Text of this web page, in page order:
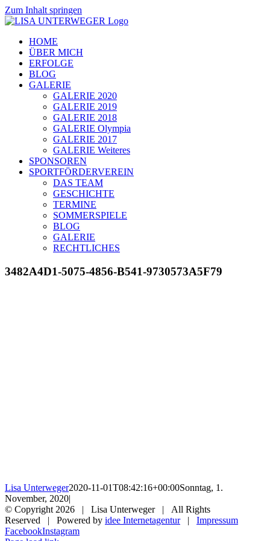
Zum Inhalt springen
HOME
ÜBER MICH
ERFOLGE
BLOG
GALERIE
GALERIE 2020
GALERIE 2019
GALERIE 2018
GALERIE Olympia
GALERIE 2017
GALERIE Weiteres
SPONSOREN
SPORTFÖRDERVEREIN
DAS TEAM
GESCHICHTE
TERMINE
SOMMERSPIELE
BLOG
GALERIE
RECHTLICHES
3482A4D1-5075-4856-B541-9730573A5F79
Lisa Unterweger2020-11-01T08:42:16+00:00Sonntag, 1.
November, 2020|
© Copyright2026 | Lisa Unterweger | All Rights
Reserved | Powered by idee Internetagentur| Impressum
FacebookInstagram